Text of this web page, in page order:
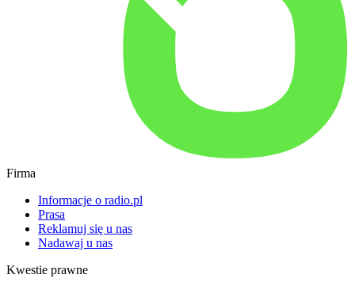
Firma
Informacje o radio.pl
Prasa
Reklamuj się u nas
Nadawaj u nas
Kwestie prawne